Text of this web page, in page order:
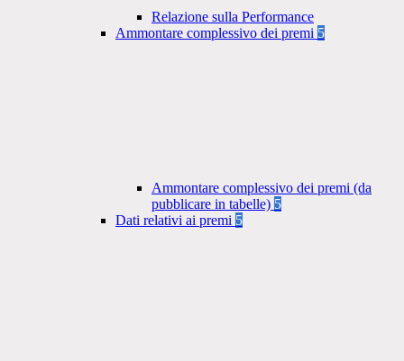
Relazione sulla Performance
Ammontare complessivo dei premi 5
Ammontare complessivo dei premi (da
pubblicare in tabelle) 5
Dati relativi ai premi 5